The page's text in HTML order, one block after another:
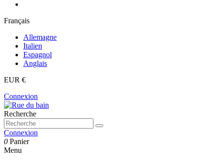
Français
Allemagne
Italien
Espagnol
Anglais
EUR €
Connexion
Recherche
Connexion
0 Panier
Menu